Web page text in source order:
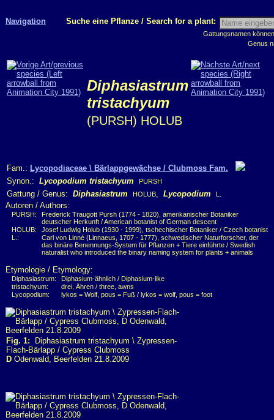
Navigation Suche eine Pflanze / Search for a plant:
Gattungsnamen
Genus
Diphasiastrum
tristachyum
(PURSH) HOLUB
Fam.: Lycopodiaceae \ Bärlappgewächse / Clubmoss Fam.
Synon.: Lycopodium tristachyum PURSH
Gattung / Genus: Diphasiastrum HOLUB, Lycopodium L.
Autoren / Authors:
PURSH:
Frederick Traugott Pursh (1774 - 1820), amerikanischer Botaniker
deutscher Herkunft / American botanist of German descent
HOLUB:
Josef Ludwig Holub (1930 - 1999), tschechischer Botaniker / Czech botanist
L.:
Carl von Linné (Linnaeus, 1707 - 1777), schwedischer Naturforscher, der
das binäre Benennungs-System für Pflanzen + Tiere einführte / Swedish
naturalist who introduced the binary naming system for plants + animals
Etymologie / Etymology:
Diphasiastrum:
Diphasium-ähnlich / Diphasium-like
tristachyum:
drei, Ähren / three, awns
Lycopodium:
lykos = Wolf, pous = Fuß / lykos = wolf, pous = foot
Fig. 1: Diphasiastrum tristachyum \ Zypressen-
Flach-Bärlapp / Cypress Clubmoss
D Odenwald, Beerfelden 21.8.2009